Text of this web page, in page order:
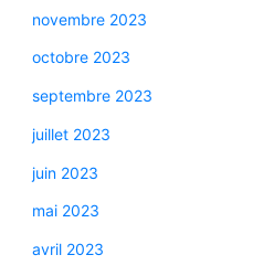
novembre 2023
octobre 2023
septembre 2023
juillet 2023
juin 2023
mai 2023
avril 2023